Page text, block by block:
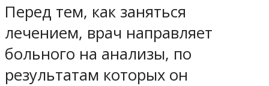
Перед тем, как заняться
лечением, врач направляет
больного на анализы, по
результатам которых он